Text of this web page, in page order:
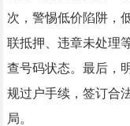
次，警惕低价陷阱，
联抵押、违章未处理
查号码状态。最后，
规过户手续，签订合
局。